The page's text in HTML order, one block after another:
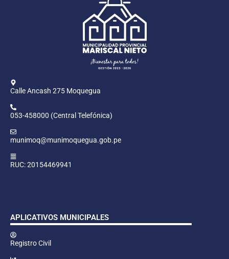
Calle Ancash 275 Moquegua
053-458000 (Central Telefónica)
munimoq@munimoquegua.gob.pe
RUC: 20154469941
APLICATIVOS MUNICIPALES
Registro Civil